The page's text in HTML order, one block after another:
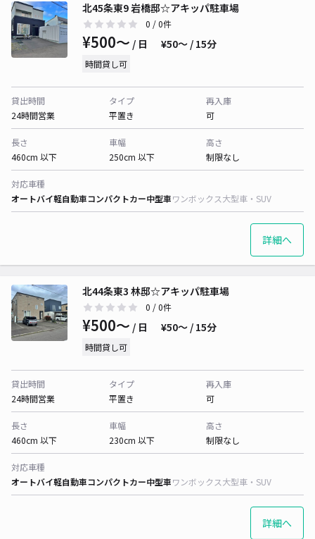
北45条東9 岩橋邸☆アキッパ駐車場
0 / 0件
¥500〜 / 日 ¥50〜 / 15分
時間貸し可
貸出時間
24時間営業
タイプ
平置き
再入庫
可
長さ
460cm 以下
車幅
250cm 以下
高さ
制限なし
対応車種
オートバイ軽自動車コンパクトカー中型車ワンボックス大型車・SUV
詳細へ
北44条東3 林邸☆アキッパ駐車場
0 / 0件
¥500〜 / 日 ¥50〜 / 15分
時間貸し可
貸出時間
24時間営業
タイプ
平置き
再入庫
可
長さ
460cm 以下
車幅
230cm 以下
高さ
制限なし
対応車種
オートバイ軽自動車コンパクトカー中型車ワンボックス大型車・SUV
詳細へ